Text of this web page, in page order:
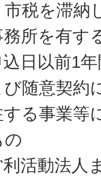
市税を滞納
所を有す
日以前1
び随意契約
る事業等
の
活動法人